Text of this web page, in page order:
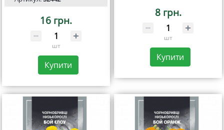
16 грн.
шт
Купити
8 грн.
шт
Купити